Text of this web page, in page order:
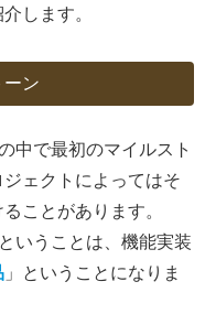
します。
ーン
中で最初のマイルスト
ェクトによってはそ
ことがあります。
いうことは、機能実装
」ということになりま